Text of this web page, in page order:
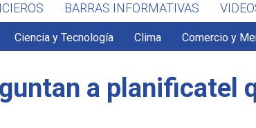
BARRAS INFORMATIVAS
Ciencia y Tecnología Clima Comercio y
a planificatel